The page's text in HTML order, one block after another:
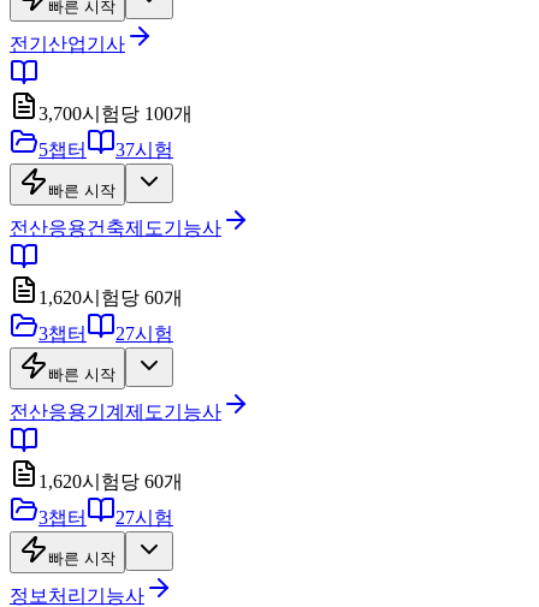
빠른 시작
전기산업기사
3,700시험당 100개
5챕터 37시험
빠른 시작
전산응용건축제도기능사
1,620시험당 60개
3챕터 27시험
빠른 시작
전산응용기계제도기능사
1,620시험당 60개
3챕터 27시험
빠른 시작
정보처리기능사